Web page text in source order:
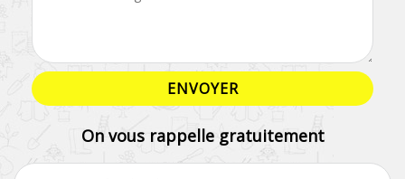
On vous rappelle gratuitement